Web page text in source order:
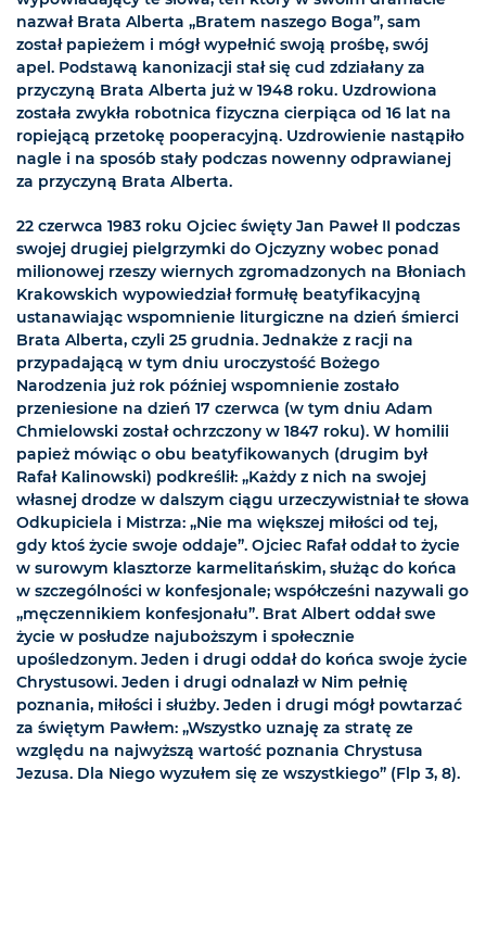
nazwał Brata Alberta „Bratem naszego Boga”, sam
został papieżem i mógł wypełnić swoją prośbę, swój
apel. Podstawą kanonizacji stał się cud zdziałany za
przyczyną Brata Alberta już w 1948 roku. Uzdrowiona
została zwykła robotnica fizyczna cierpiąca od 16 lat na
ropiejącą przetokę pooperacyjną. Uzdrowienie nastąpiło
nagle i na sposób stały podczas nowenny odprawianej
za przyczyną Brata Alberta.
22 czerwca 1983 roku Ojciec święty Jan Paweł II podczas
swojej drugiej pielgrzymki do Ojczyzny wobec ponad
milionowej rzeszy wiernych zgromadzonych na Błoniach
Krakowskich wypowiedział formułę beatyfikacyjną
ustanawiając wspomnienie liturgiczne na dzień śmierci
Brata Alberta, czyli 25 grudnia. Jednakże z racji na
przypadającą w tym dniu uroczystość Bożego
Narodzenia już rok później wspomnienie zostało
przeniesione na dzień 17 czerwca (w tym dniu Adam
Chmielowski został ochrzczony w 1847 roku). W homilii
papież mówiąc o obu beatyfikowanych (drugim był
Rafał Kalinowski) podkreślił: „Każdy z nich na swojej
własnej drodze w dalszym ciągu urzeczywistniał te słowa
Odkupiciela i Mistrza: „Nie ma większej miłości od tej,
gdy ktoś życie swoje oddaje”. Ojciec Rafał oddał to życie
w surowym klasztorze karmelitańskim, służąc do końca
w szczególności w konfesjonale; współcześni nazywali go
„męczennikiem konfesjonału”. Brat Albert oddał swe
życie w posłudze najuboższym i społecznie
upośledzonym. Jeden i drugi oddał do końca swoje życie
Chrystusowi. Jeden i drugi odnalazł w Nim pełnię
poznania, miłości i służby. Jeden i drugi mógł powtarzać
za świętym Pawłem: „Wszystko uznaję za stratę ze
względu na najwyższą wartość poznania Chrystusa
Jezusa. Dla Niego wyzułem się ze wszystkiego” (Flp 3, 8).